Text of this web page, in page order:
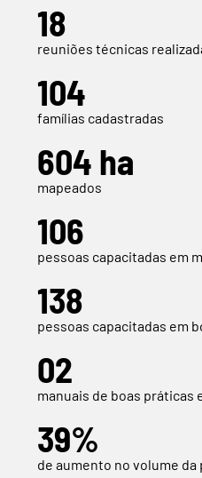
18
reuniões técnicas
104
famílias cadastradas
604 ha
mapeados
106
pessoas capacitadas em
138
pessoas capacitadas em
02
manuais de boas práticas
39%
de aumento no volume da